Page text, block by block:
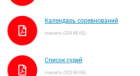
Календарь соревнований
скачать (204.88 КБ)
Список судей
скачать (323.94 КБ)